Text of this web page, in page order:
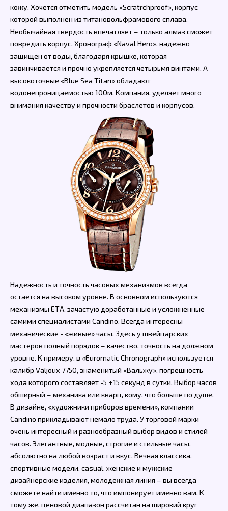
кожу. Хочется отметить модель «Scratrchproof», корпус
которой выполнен из титановольфрамового сплава.
Необычайная твердость впечатляет – только алмаз сможет
повредить корпус. Хронограф «Naval Hero», надежно
защищен от воды, благодаря крышке, которая
завинчивается и прочно укрепляется четырьмя винтами. А
высокоточные «Blue Sea Titan» обладают
водонепроницаемостью 100м. Компания, уделяет много
внимания качеству и прочности браслетов и корпусов.
Надежность и точность часовых механизмов всегда
остается на высоком уровне. В основном используются
механизмы ЕТА, зачастую доработанные и усложненные
самими специалистами Candino. Всегда интересны
механические - «живые» часы. Здесь у швейцарских
мастеров полный порядок – качество, точность на должном
уровне. К примеру, в «Euromatic Chronograph» используется
калибр Valjoux 7750, знаменитый «Вальжу», погрешность
хода которого составляет -5 +15 секунд в сутки. Выбор часов
обширный – механика или кварц, кому, что больше по душе.
В дизайне, «художники приборов времени», компании
Candino прикладывают немало труда. У торговой марки
очень интересный и разнообразный выбор видов и стилей
часов. Элегантные, модные, строгие и стильные часы,
абсолютно на любой возраст и вкус. Вечная классика,
спортивные модели, casual, женские и мужские
дизайнерские изделия, молодежная линия – вы всегда
сможете найти именно то, что импонирует именно вам. К
тому же, ценовой диапазон рассчитан на широкий круг